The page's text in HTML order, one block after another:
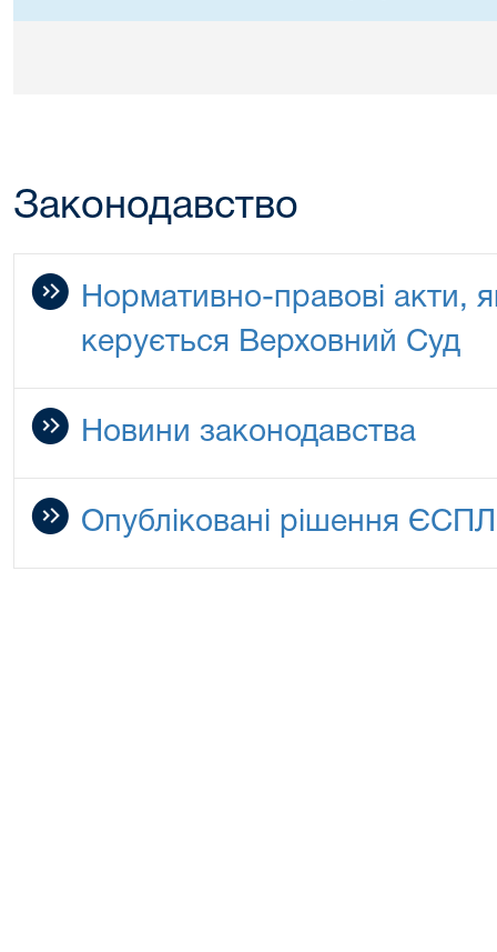
Законодавство
Нормативно-правові акти,
керується Верховний Суд
Новини законодавства
Опубліковані рішення